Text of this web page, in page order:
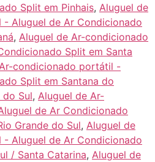
Split em Pinhais, Aluguel de
Aluguel de Ar Condicionado
, Aluguel de Ar-condicionado
Split em Santa
condicionado portátil -
Split em Santana do
do Sul, Aluguel de Ar-
de Ar Condicionado
Grande do Sul, Aluguel de
Aluguel de Ar Condicionado
/ Santa Catarina, Aluguel de